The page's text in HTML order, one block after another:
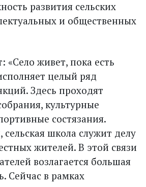
развития сельских
и общественных
«Село живет, пока есть
целый ряд
Здесь проходят
культурные
состязания.
школа служит делу
жителей. В этой связи
возлагается большая
Сейчас в рамках